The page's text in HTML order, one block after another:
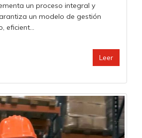
un proceso integral y
un modelo de gestión
Leer